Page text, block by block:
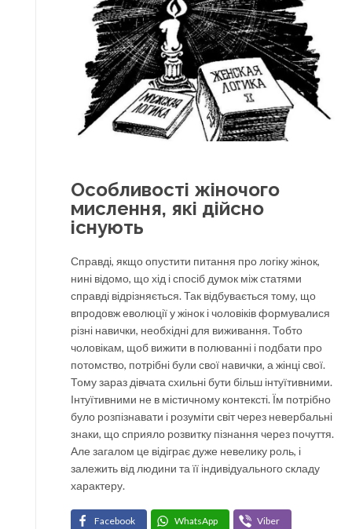
Особливості жіночого
мислення, які дійсно
існують
Справді, якщо опустити питання про логіку жінок,
нині відомо, що хід і спосіб думок між статями
справді відрізняється. Так відбувається тому, що
впродовж еволюції у жінок і чоловіків формувалися
різні навички, необхідні для виживання. Тобто
чоловікам, щоб вижити в полюванні і подбати про
потомство, потрібні були свої навички, а жінці свої.
Тому зараз дівчата схильні бути більш інтуїтивними.
Інтуїтивними не в містичному контексті. Їм потрібно
було розпізнавати і розуміти світ через невербальні
знаки, що сприяло розвитку пізнання через почуття.
Але загалом це відіграє дуже невелику роль, і
залежить від людини та її індивідуального складу
характеру.
Facebook WhatsApp Viber